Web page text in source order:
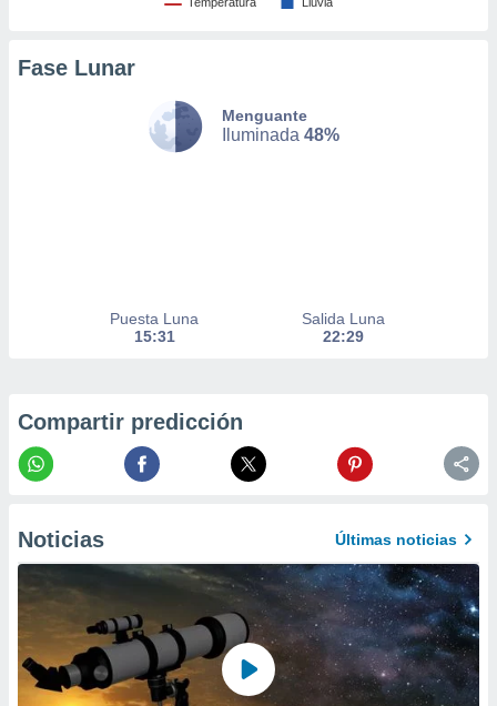
su
u
en
en
Fase Lunar
Menguante
Iluminada 48%
Puesta Luna
15:31
Salida Luna
22:29
Compartir predicción
Noticias Últimas noticias